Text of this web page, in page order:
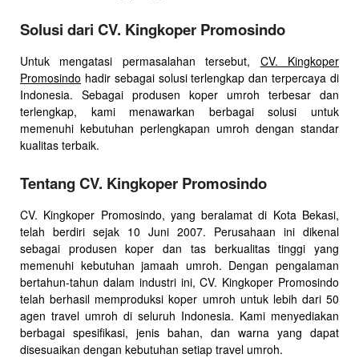
Solusi dari CV. Kingkoper Promosindo
Untuk mengatasi permasalahan tersebut, CV. Kingkoper
Promosindo hadir sebagai solusi terlengkap dan terpercaya di
Indonesia. Sebagai produsen koper umroh terbesar dan
terlengkap, kami menawarkan berbagai solusi untuk
memenuhi kebutuhan perlengkapan umroh dengan standar
kualitas terbaik.
Tentang CV. Kingkoper Promosindo
CV. Kingkoper Promosindo, yang beralamat di Kota Bekasi,
telah berdiri sejak 10 Juni 2007. Perusahaan ini dikenal
sebagai produsen koper dan tas berkualitas tinggi yang
memenuhi kebutuhan jamaah umroh. Dengan pengalaman
bertahun-tahun dalam industri ini, CV. Kingkoper Promosindo
telah berhasil memproduksi koper umroh untuk lebih dari 50
agen travel umroh di seluruh Indonesia. Kami menyediakan
berbagai spesifikasi, jenis bahan, dan warna yang dapat
disesuaikan dengan kebutuhan setiap travel umroh.